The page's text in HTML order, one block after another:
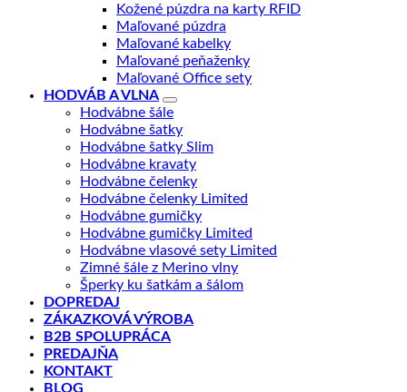
Kožené púzdra na karty RFID
Maľované púzdra
Maľované kabelky
Maľované peňaženky
Maľované Office sety
HODVÁB A VLNA
Hodvábne šále
Hodvábne šatky
Hodvábne šatky Slim
Hodvábne kravaty
Hodvábne čelenky
Hodvábne čelenky Limited
Hodvábne gumičky
Hodvábne gumičky Limited
Hodvábne vlasové sety Limited
Zimné šále z Merino vlny
Šperky ku šatkám a šálom
DOPREDAJ
ZÁKAZKOVÁ VÝROBA
B2B SPOLUPRÁCA
PREDAJŇA
KONTAKT
BLOG